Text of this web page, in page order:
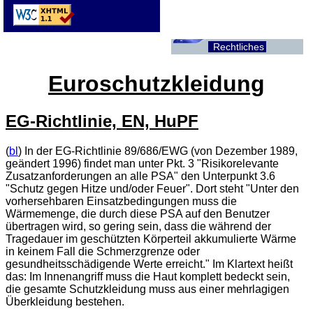
Rechtliches
Euroschutzkleidung
EG-Richtlinie, EN, HuPF
(bl ) In der EG-Richtlinie 89/686/EWG (von Dezember 1989,
geändert 1996) findet man unter Pkt. 3 "Risikorelevante
Zusatzanforderungen an alle PSA" den Unterpunkt 3.6
"Schutz gegen Hitze und/oder Feuer". Dort steht "Unter den
vorhersehbaren Einsatzbedingungen muss die
Wärmemenge, die durch diese PSA auf den Benutzer
übertragen wird, so gering sein, dass die während der
Tragedauer im geschützten Körperteil akkumulierte Wärme
in keinem Fall die Schmerzgrenze oder
gesundheitsschädigende Werte erreicht." Im Klartext heißt
das: Im Innenangriff muss die Haut komplett bedeckt sein,
die gesamte Schutzkleidung muss aus einer mehrlagigen
Überkleidung bestehen.